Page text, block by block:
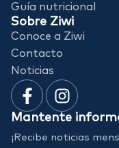
Guía nutricional
Sobre Ziwi
Conoce a Ziwi
Contacto
Noticias
Mantente
¡Recibe noticias